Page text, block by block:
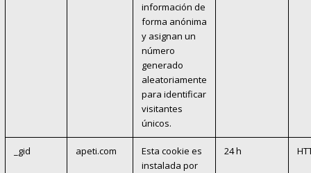
información de
forma anónima
y asignan un
número
generado
aleatoriamente
para identificar
visitantes
únicos.
_gid apeti.com
Esta cookie es
instalada por
24 h